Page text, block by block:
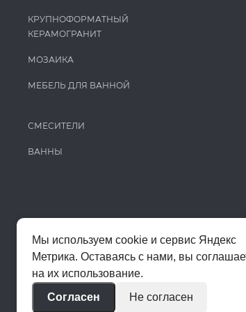
КРУПНОФОРМАТНЫЙ
КЕРАМОГРАНИТ
МОЗАИКА
МЕБЕЛЬ ДЛЯ ВАННОЙ
СМЕСИТЕЛИ
ВАННЫ
Мы используем cookie и Яндекс Метрику, чтобы
Цены на сайте помогают ориентироваться в
© 2020–2026 «Апекс» Политика
Мы используем cookie и сервис Яндекс
Метрика. Оставаясь с нами, вы
на их использование.
Согласен
Не согласен